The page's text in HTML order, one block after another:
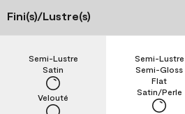
Fini(s)/Lustre(s)
Velouté
Satin
Semi-Lustre
Satin/Perle
Flat
Semi-Gloss
Semi-Lustre